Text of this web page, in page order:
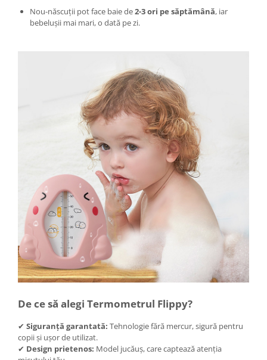
Beteala si ghirlande Craciun
Decoratiuni luminoase exterioare &
Figurine si decoratiuni Craciun
Furtun - Tub - rola craciun
Instalatii Craciun 220V
Instalatii de Craciun
Instalatii liniare si role de furtun
luminos
Instalatii liniare/sir
Instalatii perdea
Instalatii plasa
Instalatii Solare
Instalatii turturi-franjuri
Perdea 220V
Plasa 220V
Turturi/Franjuri 220V
Diverse pentru casa si camping
Nou-născuții pot face baie de2-3 ori pe săptămână, iar
bebelușii mai mari, o dată pe zi.
De ce să alegi Termometrul Flippy?
✔ Siguranță garantată: Tehnologie fără mercur, sigură pentru
copii și ușor de utilizat.
✔ Design prietenos: Model jucăuș, care captează atenția